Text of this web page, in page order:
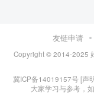
友链申请
Copyright © 2014-2025
冀ICP备14019157号[声
大家学习与参考，